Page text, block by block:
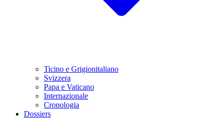
Ticino e Grigionitaliano
Svizzera
Papa e Vaticano
Internazionale
Cronologia
Dossiers